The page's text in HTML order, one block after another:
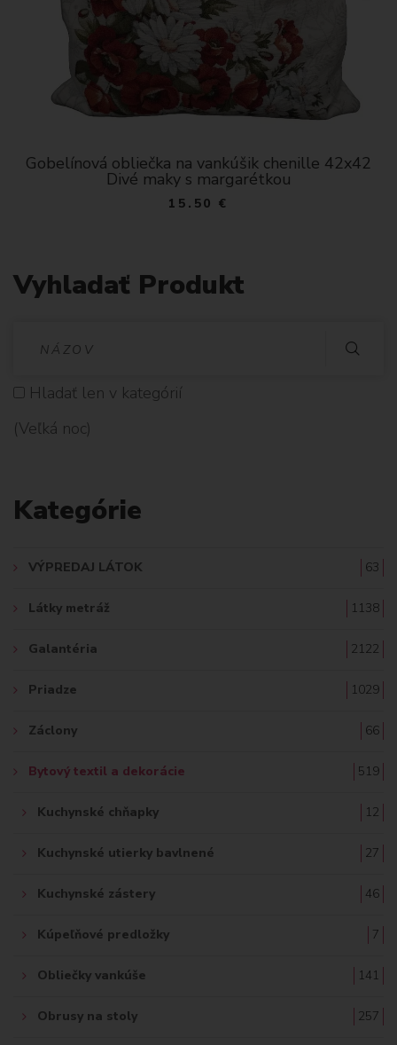
Gobelínová obliečka na vankúšik chenille 42x42
Divé maky s margarétkou
15.50 €
Vyhladať Produkt
D
Hladať len v kategórií
(Veľká noc)
Kategórie
VÝPREDAJ LÁTOK 63
Látky metráž 1138
Galantéria 2122
Priadze 1029
Záclony 66
Bytový textil a dekorácie 519
Kuchynské chňapky 12
Kuchynské utierky bavlnené 27
Kuchynské zástery 46
Kúpeľňové predložky 7
Obliečky vankúše 141
Obrusy na stoly 257